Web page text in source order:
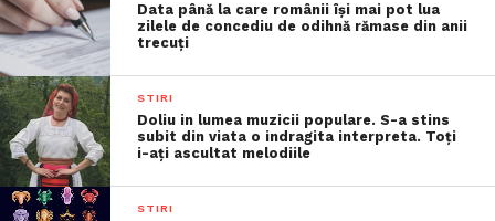
Data până la care românii îşi mai pot lua
zilele de concediu de odihnă rămase din anii
trecuţi
STIRI
Doliu in lumea muzicii populare. S-a stins
subit din viata o indragita interpreta. Toți
i-ați ascultat melodiile
STIRI